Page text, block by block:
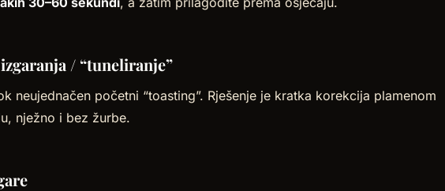
/ “tuneliranje”
neujednačen početni “toasting”. Rješenje je kratka korekcija plamenom
nježno i bez žurbe.